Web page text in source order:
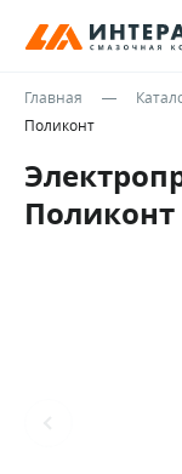
Главная
Поликонт
Поликонт